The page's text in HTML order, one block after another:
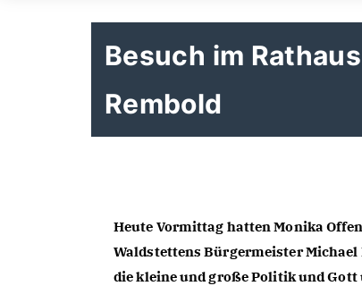
Besuch im
Rembold
Heute Vormittag hatten Monika
Waldstettens Bürgermeister Michael
die kleine und große Politik und